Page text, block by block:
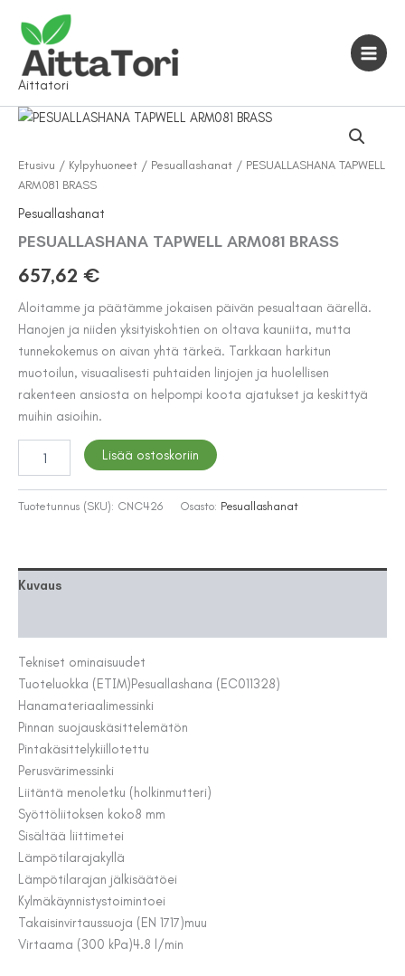
sisältöön
Aittatori
Etusivu / Kylpyhuoneet / Pesuallashanat / PESUALLASHANA TAPWELL
ARM081 BRASS
Pesuallashanat
PESUALLASHANA TAPWELL ARM081 BRASS
657,62 €
Aloitamme ja päätämme jokaisen päivän pesualtaan äärellä.
Hanojen ja niiden yksityiskohtien on oltava kauniita, mutta
tunnekokemus on aivan yhtä tärkeä. Tarkkaan harkitun
muotoilun, visuaalisesti puhtaiden linjojen ja huolellisen
rakenteen ansiosta on helpompi koota ajatukset ja keskittyä
muihin asioihin.
PESUALLASHANA
TAPWELL
BRASS
Lisää ostoskoriin
Tuotetunnus (SKU): CNC426 Osasto: Pesuallashanat
Kuvaus
Tekniset ominaisuudet
Tuoteluokka (ETIM)Pesuallashana (EC011328)
Hanamateriaalimessinki
Pinnan suojauskäsittelemätön
Pintakäsittelykiillotettu
Perusvärimessinki
Liitäntä menoletku (holkinmutteri)
Syöttöliitoksen koko8 mm
Sisältää liittimetei
Lämpötilarajakyllä
Lämpötilarajan jälkisäätöei
Kylmäkäynnistystoimintoei
Takaisinvirtaussuoja (EN 1717)muu
Virtaama (300 kPa)4.8 l/min